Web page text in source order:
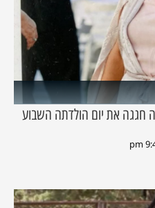
את יום הולדתה השבוע